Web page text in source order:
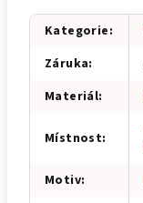
Kategorie:
Záruka:
Materiál:
Místnost:
Motiv: